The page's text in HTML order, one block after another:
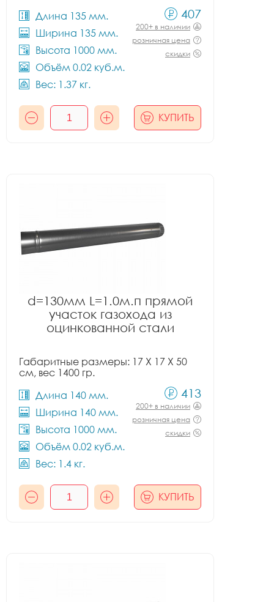
Длина 135 мм.
Ширина 135 мм.
Высота 1000 мм.
Объём 0.02 куб.м.
Вес: 1.37 кг.
407
200+ в наличии
розничная цена
скидки
КУПИТЬ
d=130мм L=1.0м.п прямой
участок газохода из
оцинкованной стали
Габаритные размеры: 17 X 17 X 50
см, вес 1400 гр.
Длина 140 мм.
Ширина 140 мм.
Высота 1000 мм.
Объём 0.02 куб.м.
Вес: 1.4 кг.
413
200+ в наличии
розничная цена
скидки
КУПИТЬ